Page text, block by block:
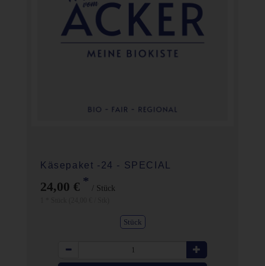
Käsepaket -24 - SPECIAL
24,00 € * / Stück
Stück
Anzahl